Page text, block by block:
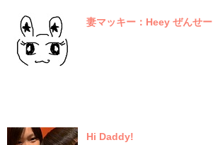
妻マッキー：Heey ぜんせー
Hi Daddy!